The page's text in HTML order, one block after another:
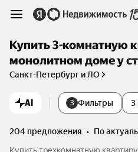
Купить 3-комнатную
монолитном доме у
Санкт-Петербург и ЛО
AI 3 Фильтры 3
204 предложения •
по